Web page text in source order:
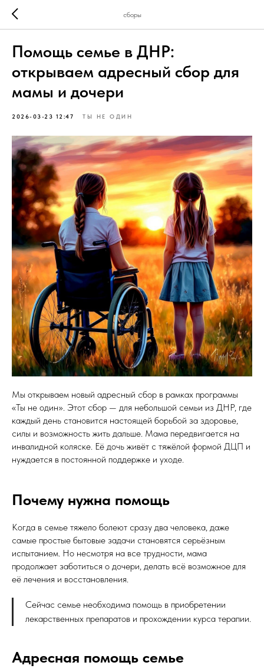
сборы
Помощь семье в ДНР:
открываем адресный сбор для
мамы и дочери
2026-03-23 12:47 ТЫ НЕ ОДИН
Мы открываем новый адресный сбор в рамках программы
«Ты не один». Этот сбор — для небольшой семьи из ДНР, где
каждый день становится настоящей борьбой за здоровье,
силы и возможность жить дальше. Мама передвигается на
инвалидной коляске. Её дочь живёт с тяжёлой формой ДЦП и
нуждается в постоянной поддержке и уходе.
Почему нужна помощь
Когда в семье тяжело болеют сразу два человека, даже
самые простые бытовые задачи становятся серьёзным
испытанием. Но несмотря на все трудности, мама
продолжает заботиться о дочери, делать всё возможное для
её лечения и восстановления.
Сейчас семье необходима помощь в приобретении
лекарственных препаратов и прохождении курса терапии.
Адресная помощь семье